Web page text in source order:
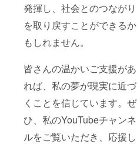
発揮し、社会とのつながり
を取り戻すことができるか
もしれません。
皆さんの温かいご支援があ
れば、私の夢が現実に近づ
くことを信じています。ぜ
ひ、私のYouTubeチャンネ
ルをご覧いただき、応援し